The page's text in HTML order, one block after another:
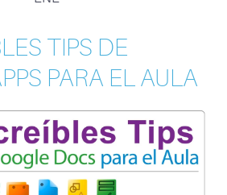
TIPS DE
PARA EL AULA